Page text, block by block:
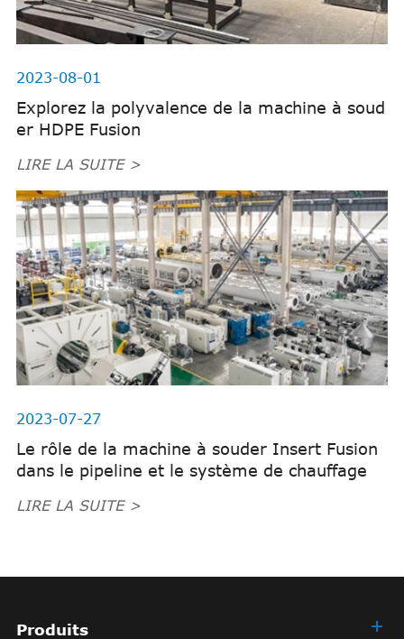
2023-08-01
Explorez la polyvalence de la machine à soud
er HDPE Fusion
LIRE LA SUITE >
2023-07-27
Le rôle de la machine à souder Insert Fusion
dans le pipeline et le système de chauffage
LIRE LA SUITE >
Produits